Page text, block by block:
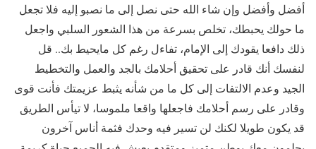
أفضل وأفضل وإن شاء الله حتى نصل إلى ما نصبو إليه فلا تجعل
ما حولك يحبطك، تخلص بسرعة من هذا الشعور السلبي واجعل
ذلك دافعا يقودك إلى الإمام، تفاءل رغم كل مايحيط بك.. قل
لنفسك أنك قادر على تحقيق أحلامك بالجد والعمل والتخطيط
الجيد وعدم الالتفات إلى كل ما من شأنه يثبط عزيمتك فأنت قوى
وقادر على رسم أحلامك فاجعلها واقعا ملموسا، لا تيأس الطريق
قد يكون طويلا لكنك لن تسير فيه وحدك فثمة أناس آخرون